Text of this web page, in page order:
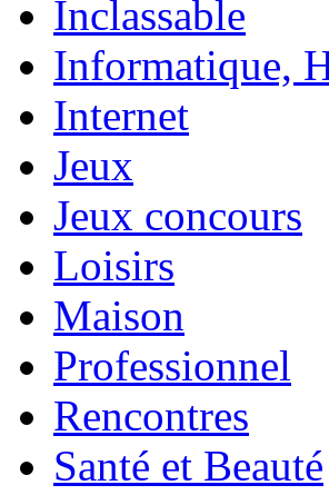
Inclassable
Informatique,
Internet
Jeux
Jeux concours
Loisirs
Maison
Professionnel
Rencontres
Santé et Beauté